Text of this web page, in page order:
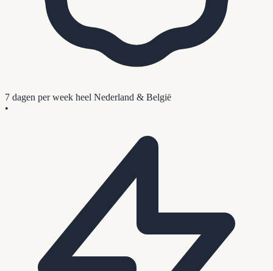
7 dagen per week heel Nederland & België
•